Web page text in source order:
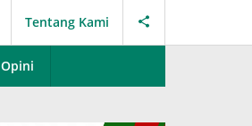
Tentang Kami
Opini